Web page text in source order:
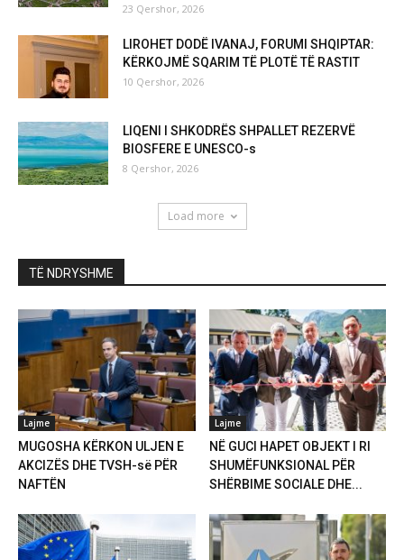
23 Qershor, 2026
LIROHET DODË IVANAJ, FORUMI SHQIPTAR:
KËRKOJMË SQARIM TË PLOTË TË RASTIT
10 Qershor, 2026
LIQENI I SHKODRËS SHPALLET REZERVË
BIOSFERE E UNESCO-s
8 Qershor, 2026
Load more
TË NDRYSHME
Lajme
MUGOSHA KËRKON ULJEN E
AKCIZËS DHE TVSH-së PËR
NAFTËN
Lajme
NË GUCI HAPET OBJEKT I RI
SHUMËFUNKSIONAL PËR
SHËRBIME SOCIALE DHE...